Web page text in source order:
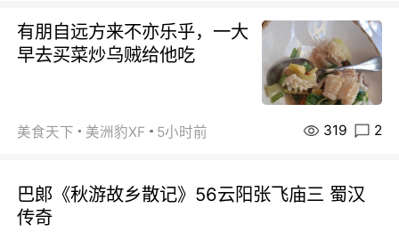
有朋自远方来不亦乐乎，一大
早去买菜炒乌贼给他吃
美食天下 美洲豹XF 5小时前 319 2
巴郞《秋游故乡散记》56云阳张飞庙三 蜀汉
传奇